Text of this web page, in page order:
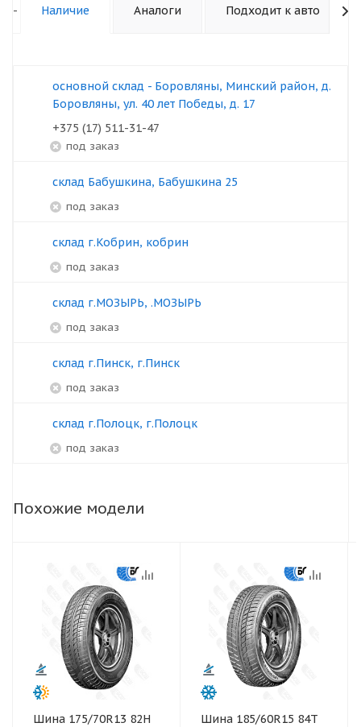
- Наличие Аналоги Подходит к авто
основной склад - Боровляны, Минский район, д.
Боровляны, ул. 40 лет Победы, д. 17
+375 (17) 511-31-47
под заказ
склад Бабушкина, Бабушкина 25
под заказ
склад г.Кобрин, кобрин
под заказ
склад г.МОЗЫРЬ, .МОЗЫРЬ
под заказ
склад г.Пинск, г.Пинск
под заказ
склад г.Полоцк, г.Полоцк
под заказ
Похожие модели
Шина 175/70R13 82Н
Шина 185/60R15 84T